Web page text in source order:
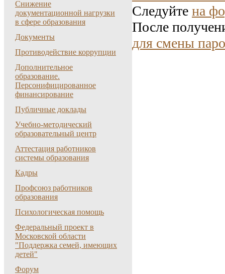
Снижение
документационной нагрузки
в сфере образования
Документы
Противодействие коррупции
Дополнительное
образование.
Персонифицированное
финансирование
Публичные доклады
Учебно-методический
образовательный центр
Аттестация работников
системы образования
Кадры
Профсоюз работников
образования
Психологическая помощь
Федеральный проект в
Московской области
"Поддержка семей, имеющих
детей"
Форум
Следуйте на
После
для смены